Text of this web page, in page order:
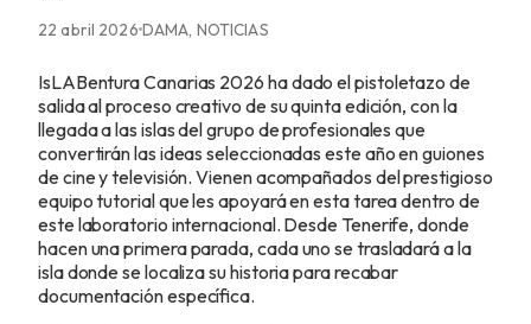
22 abril 2026 DAMA, NOTICIAS
IsLABentura Canarias 2026 ha dado el pistoletazo de
salida al proceso creativo de su quinta edición, con la
llegada a las islas del grupo de profesionales que
convertirán las ideas seleccionadas este año en guiones
de cine y televisión. Vienen acompañados del prestigioso
equipo tutorial que les apoyará en esta tarea dentro de
este laboratorio internacional. Desde Tenerife, donde
hacen una primera parada, cada uno se trasladará a la
isla donde se localiza su historia para recabar
documentación específica.